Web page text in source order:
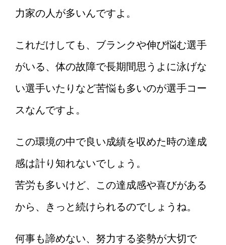
力家の人が多いんですよ。
これだけしても、ブランクや伸び悩む選手
がいる、体の故障で長期間思うよに泳げな
い選手いたりなど苦悩も多いのが選手コー
スなんですよ。
この環境の中で良い成績を収めた時の達成
感は計り知れないでしょう。
苦労も多いけど、この達成感や喜びがある
から、きっと続けられるのでしょうね。
何事も諦めない、努力する姿勢が大切で